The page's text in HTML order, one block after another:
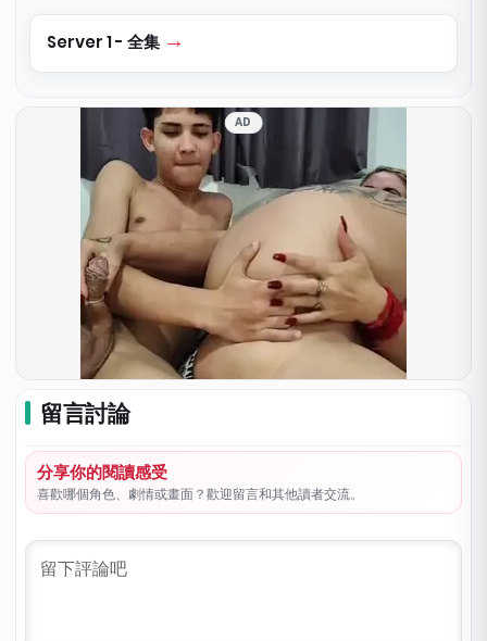
Server 1 - 全集
AD
留言討論
分享你的閱讀感受
喜歡哪個角色、劇情或畫面？歡迎留言和其他讀者交流。